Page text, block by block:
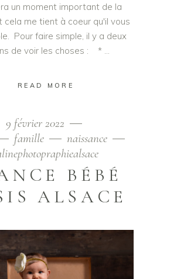
un moment important de la
cela me tient à coeur qu'il vous
Pour faire simple, il y a deux
de voir les choses : *
READ MORE
9 février 2022
famille
naissance
BÉBÉ
ALSACE